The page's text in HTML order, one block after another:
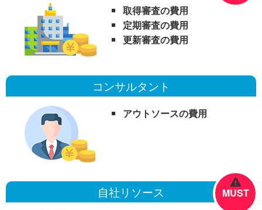
取得審査の費用
定期審査の費用
更新審査の費用
コンサルタント
アウトソースの費用
自社リソース
MUST